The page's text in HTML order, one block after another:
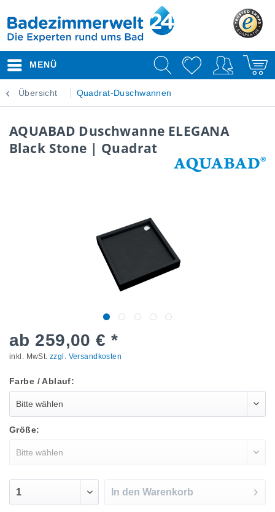
MENÜ
Übersicht Quadrat-Duschwannen
AQUABAD Duschwanne ELEGANA
Black Stone | Quadrat
ab 259,00 € *
inkl. MwSt.zzgl. Versandkosten
Farbe / Ablauf:
Größe:
In den Warenkorb